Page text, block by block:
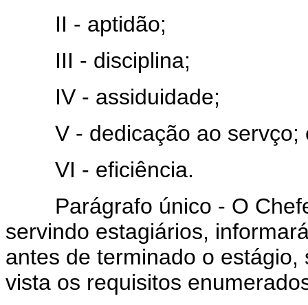
II - aptidão;
III - disciplina;
IV - assiduidade;
V - dedicação ao servço;
VI - eficiência.
Parágrafo único - O
servindo estagiários,
antes de terminado o
vista os requisitos